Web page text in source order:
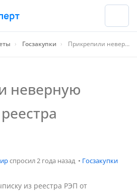
› Госзакупки › Прикрепили неверную выписку из реестра
неверную
спросил 2 года назад • Госзакупки
из реестра РЭП от